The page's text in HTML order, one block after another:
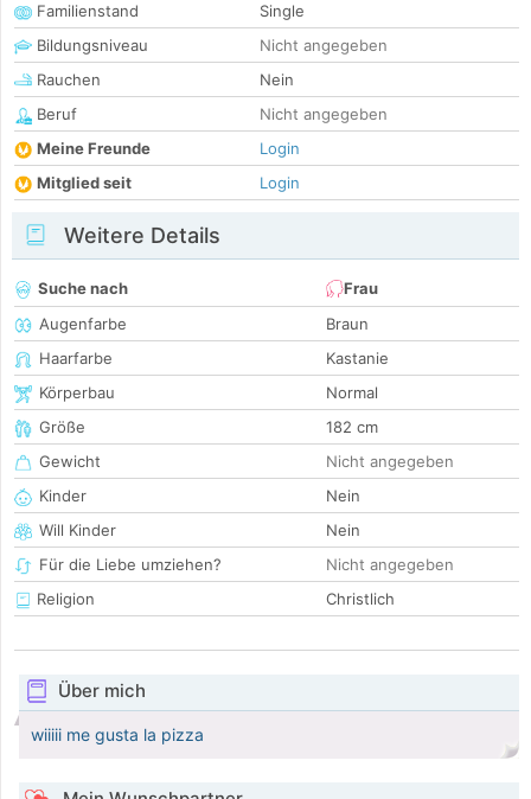
Familienstand
Single
Bildungsniveau
Nicht angegeben
Rauchen
Nein
Beruf
Nicht angegeben
Meine Freunde
Login
Mitglied seit
Login
Weitere Details
Suche nach
Frau
Augenfarbe
Braun
Haarfarbe
Kastanie
Körperbau
Normal
Größe
182 cm
Gewicht
Nicht angegeben
Kinder
Nein
Will Kinder
Nein
Für die Liebe umziehen?
Nicht angegeben
Religion
Christlich
Über mich
wiiiii me gusta la pizza